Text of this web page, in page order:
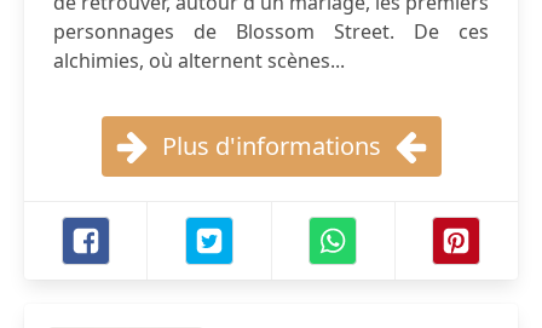
personnages de Blossom Street. De ces
alchimies, où alternent scènes...
Plus d'informations